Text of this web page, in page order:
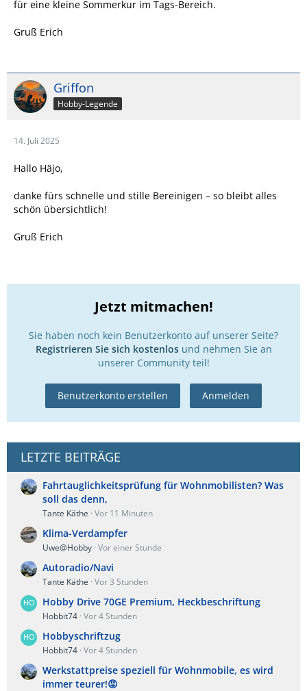
für eine kleine Sommerkur im Tags-Bereich.
Gruß Erich
Griffon
Hobby-Legende
14. Juli 2025
Hallo Häjo,
danke fürs schnelle und stille Bereinigen – so bleibt alles
schön übersichtlich!
Gruß Erich
Jetzt mitmachen!
Sie haben noch kein Benutzerkonto auf unserer Seite?
Registrieren Sie sich kostenlosund nehmen Sie an
unserer Community teil!
Benutzerkonto erstellen Anmelden
LETZTE BEITRÄGE
Fahrtauglichkeitsprüfung für Wohnmobilisten? Was
soll das denn,
Tante Käthe Vor 11 Minuten
Klima-Verdampfer
Uwe@Hobby Vor einer Stunde
Autoradio/Navi
Tante Käthe Vor 3 Stunden
Hobby Drive 70GE Premium, Heckbeschriftung
Hobbit74 Vor 4 Stunden
Hobbyschriftzug
Hobbit74 Vor 4 Stunden
Werkstattpreise speziell für Wohnmobile, es wird
immer teurer!😡